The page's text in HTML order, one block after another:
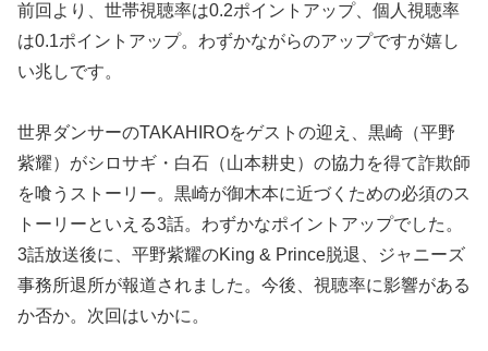
前回より、世帯視聴率は0.2ポイントアップ、個人視聴率
は0.1ポイントアップ。わずかながらのアップですが嬉し
い兆しです。
世界ダンサーのTAKAHIROをゲストの迎え、黒崎（平野
紫耀）がシロサギ・白石（山本耕史）の協力を得て詐欺師
を喰うストーリー。黒崎が御木本に近づくための必須のス
トーリーといえる3話。わずかなポイントアップでした。
3話放送後に、平野紫耀のKing & Prince脱退、ジャニーズ
事務所退所が報道されました。今後、視聴率に影響がある
か否か。次回はいかに。